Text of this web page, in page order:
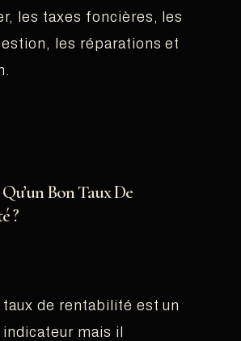
les taxes foncières, les
les réparations et
Qu’un Bon Taux De
?
de rentabilité est un
mais il